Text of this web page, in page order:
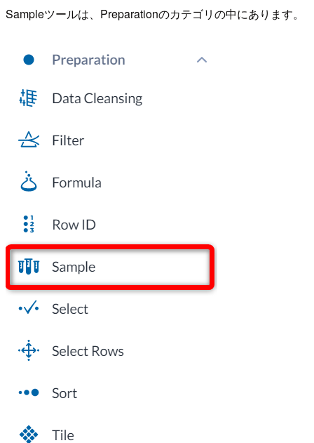
Sampleツールは、Preparationのカテゴリの中にあります。